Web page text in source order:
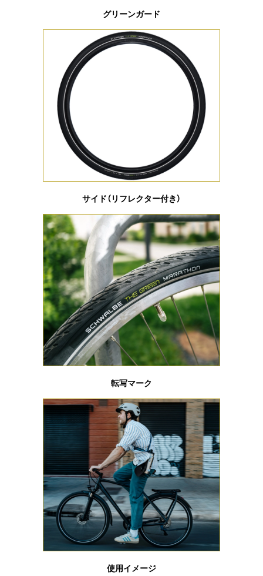
グリーンガード
サイド（リフレクター付き）
転写マーク
使用イメージ